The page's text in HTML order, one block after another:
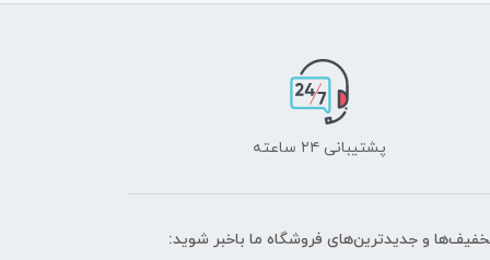
پشتیبانی ۲۴ ساعته
و جدیدترین‌های فروشگاه ما باخبر شوید: